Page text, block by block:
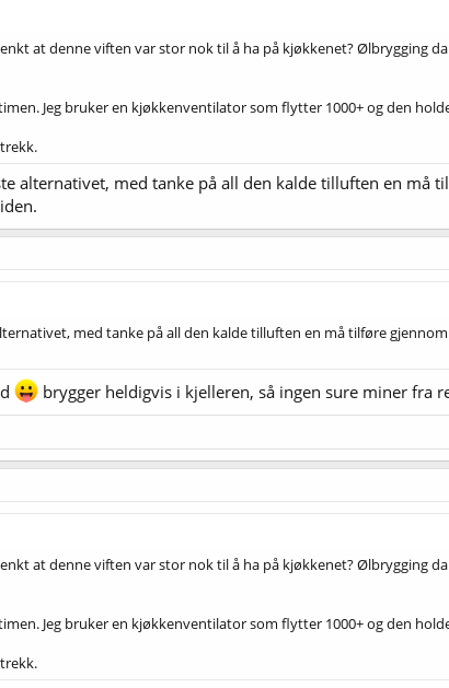
at denne viften var stor nok til å ha på kjøkkenet? Ølbrygging
Jeg bruker en kjøkkenventilator som flytter 1000+ og den
alternativet, med tanke på all den kalde tilluften en må
med tanke på all den kalde tilluften en må tilføre
brygger heldigvis i kjelleren, så ingen sure miner fra
at denne viften var stor nok til å ha på kjøkkenet? Ølbrygging
Jeg bruker en kjøkkenventilator som flytter 1000+ og den